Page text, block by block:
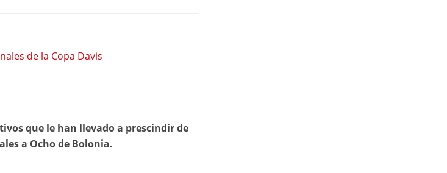
de la Copa Davis
que le han llevado a prescindir de
a Ocho de Bolonia.